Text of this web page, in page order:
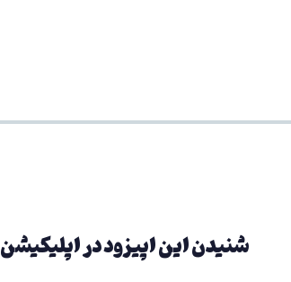
شنیدن این اپیزود در اپلیکیشن